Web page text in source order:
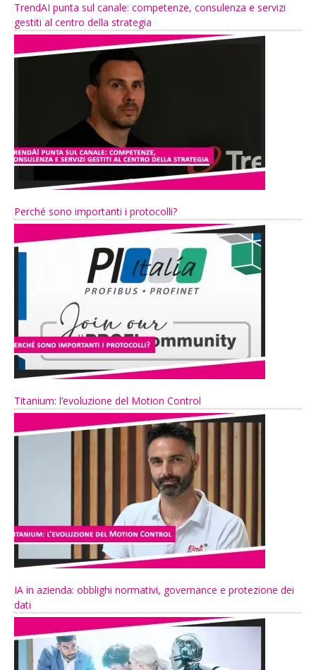
TrendAI punta sul canale: competenze, consulenza e servizi
gestiti al centro della strategia
Perché sono importanti i protocolli?
Titanium: l’evoluzione del Motion Control
IA in azienda: obblighi normativi, governance e protezione dei
dati